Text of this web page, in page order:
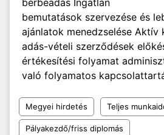
bérbeadás Ingatlan
bemutatások szervezése és
ajánlatok menedzselése Aktív
adás-vételi szerződések
értékesítési folyamat
való folyamatos
Megyei hirdetés Teljes
Pályakezdő/friss diplomás